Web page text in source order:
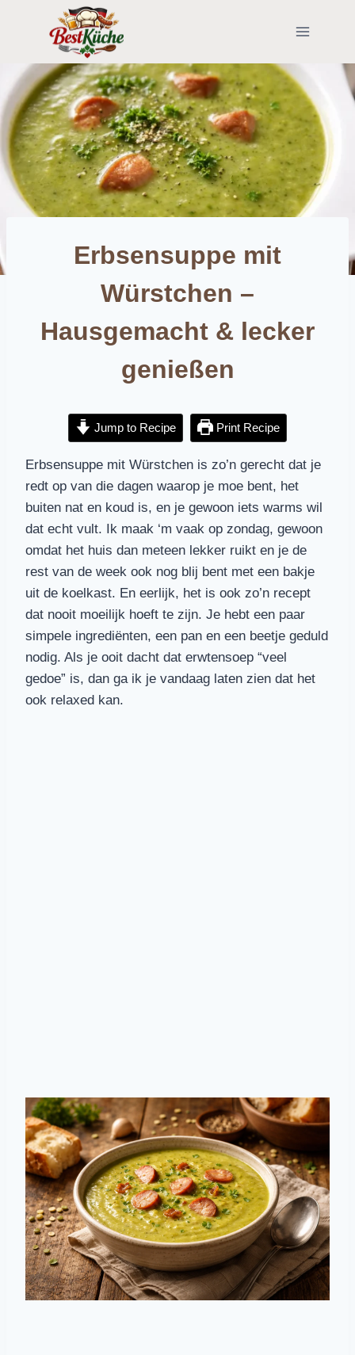
Erbsensuppe mit
Würstchen –
Hausgemacht & lecker
genießen
Jump to Recipe Print Recipe
Erbsensuppe mit Würstchen is zo’n gerecht dat je
redt op van die dagen waarop je moe bent, het
buiten nat en koud is, en je gewoon iets warms wil
dat echt vult. Ik maak ‘m vaak op zondag, gewoon
omdat het huis dan meteen lekker ruikt en je de
rest van de week ook nog blij bent met een bakje
uit de koelkast. En eerlijk, het is ook zo’n recept
dat nooit moeilijk hoeft te zijn. Je hebt een paar
simpele ingrediënten, een pan en een beetje geduld
nodig. Als je ooit dacht dat erwtensoep “veel
gedoe” is, dan ga ik je vandaag laten zien dat het
ook relaxed kan.